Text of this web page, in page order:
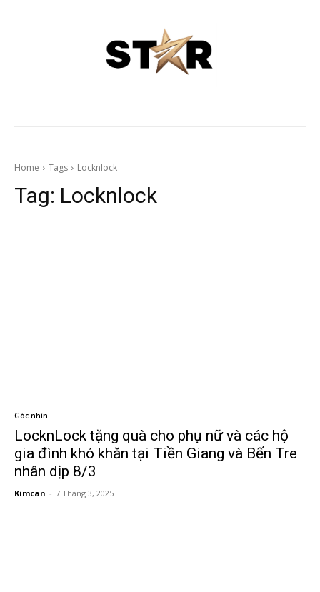
Home Tags Locknlock
Tag: Locknlock
Góc nhìn
LocknLock tặng quà cho phụ nữ và các hộ
gia đình khó khăn tại Tiền Giang và Bến Tre
nhân dịp 8/3
Kimcan - 7 Tháng 3, 2025